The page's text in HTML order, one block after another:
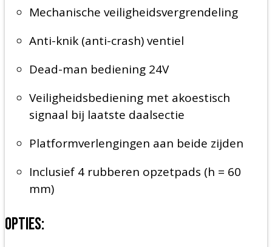
Mechanische veiligheidsvergrendeling
Anti-knik (anti-crash) ventiel
Dead-man bediening 24V
Veiligheidsbediening met akoestisch
signaal bij laatste daalsectie
Platformverlengingen aan beide zijden
Inclusief 4 rubberen opzetpads (h = 60
mm)
Opties: